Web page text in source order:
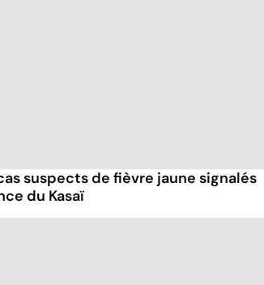
suspects de fièvre jaune signalés
du Kasaï